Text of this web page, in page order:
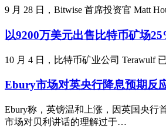
9 月 28 日，Bitwise 首席投资官 Matt
以9200万美元出售比特币矿场
10 月 4 日，比特币矿业公司 Terawulf
Ebury市场对英央行降息预期反
Ebury称，英镑温和上涨，因英国央行
市场对贝利讲话的理解过于…